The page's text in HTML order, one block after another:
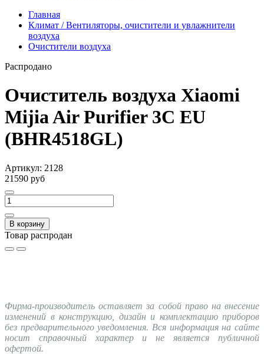
Главная
Климат / Вентиляторы, очистители и увлажнители
воздуха
Очистители воздуха
Распродано
Очиститель воздуха Xiaomi
Mijia Air Purifier 3C EU
(BHR4518GL)
Артикул: 2128
21590 руб
В корзину
Товар распродан
Фирма-производитель оставляет за собой право на внесение
изменений в конструкцию, дизайн и комплектацию приборов
без предварительного уведомления. Вся информация на сайте
носит справочный характер и не является публичной
офертой.